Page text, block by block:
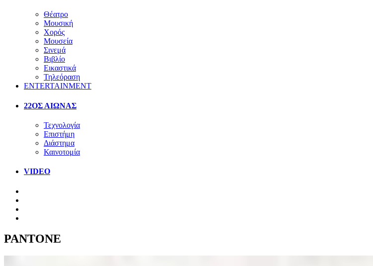
Θέατρο
Μουσική
Χορός
Μουσεία
Σινεμά
Βιβλίο
Εικαστικά
Τηλεόραση
ENTERTAINMENT
22ΟΣ ΑΙΩΝΑΣ
Τεχνολογία
Επιστήμη
Διάστημα
Καινοτομία
VIDEO
PANTONE